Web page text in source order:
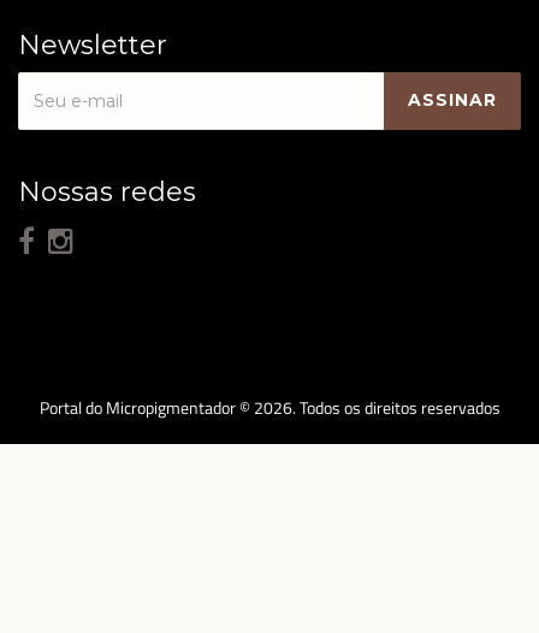
Newsletter
Nossas redes
Portal do Micropigmentador © 2026. Todos os direitos reservados